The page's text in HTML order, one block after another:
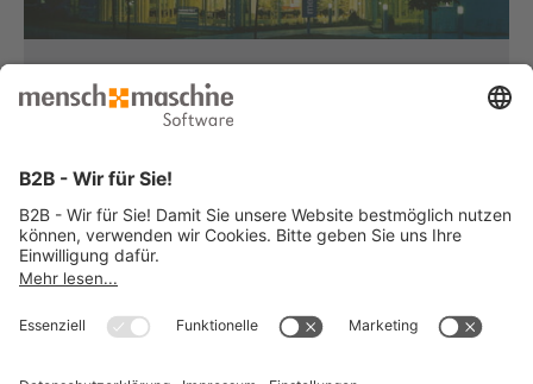
Haben Sie Fragen?
Dann rufen Sie uns an...
von 08:30 bis 12:00 Uhr
und 12:30 bis 17:00 Uhr
Freitag
und 12:30 bis 15:00 Uhr